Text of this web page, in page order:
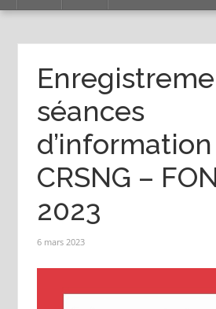
séances
CRSNG –
2023
6 mars 2023